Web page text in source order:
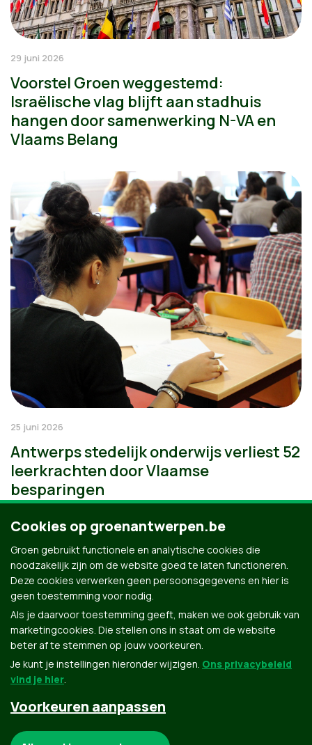
29 juni 2026
Voorstel Groen weggestemd:
Israëlische vlag blijft aan stadhuis
hangen door samenwerking N-VA en
Vlaams Belang
25 juni 2026
Antwerps stedelijk onderwijs verliest 52
leerkrachten door Vlaamse
besparingen
Groen.be
Cookies op groenantwerpen.be
Groen gebruikt functionele en analytische cookies die
noodzakelijk zijn om de website goed te laten functioneren.
Deze cookies verwerken geen persoonsgegevens en hier is
geen toestemming voor nodig.
Als je daarvoor toestemming geeft, maken we ook gebruik van
marketingcookies. Die stellen ons in staat om de website
beter af te stemmen op jouw voorkeuren.
Je kunt je instellingen hieronder wijzigen. Ons privacybeleid
vind je hier.
Voorkeuren aanpassen